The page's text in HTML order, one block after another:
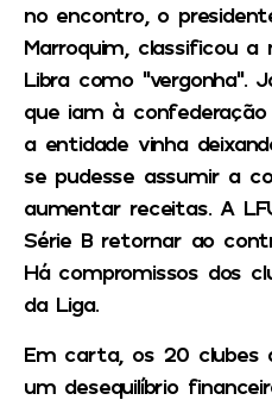
no encontro, o
Marroquim, classificou a
Libra como “vergonha”.
que iam à confederação
a entidade vinha
se pudesse assumir a
aumentar receitas. A
Série B retornar ao
Há compromissos dos
da Liga.
Em carta, os 20 clubes
um desequilíbrio